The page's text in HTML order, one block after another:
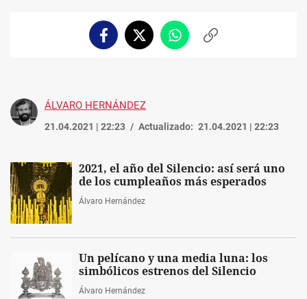
FacebookTwitterWhatsappCopiar
ÁLVARO HERNÁNDEZ
21.04.2021 | 22:23 Actualizado: 21.04.2021 | 22:23
2021, el año del Silencio: así será uno
de los cumpleaños más esperados
Álvaro Hernández
Un pelícano y una media luna: los
simbólicos estrenos del Silencio
Álvaro Hernández